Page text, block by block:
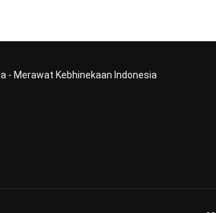
- Merawat Kebhinekaan Indonesia